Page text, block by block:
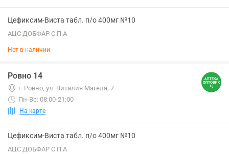
Цефиксим-Виста табл. п/о 400мг №10
АЦС ДОБФАР С.П.А
Нет в наличии
Ровно 14
г. Ровно, ул. Виталия Магеля, 7
Пн-Вс: 08:00-21:00
На карте
Цефиксим-Виста табл. п/о 400мг №10
АЦС ДОБФАР С.П.А